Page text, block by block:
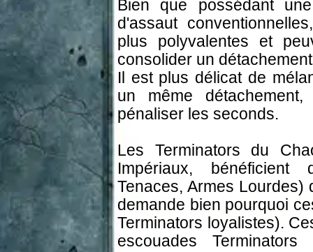
Bien que possédant
d'assaut
plus polyvalentes et
consolider un
Il est plus délicat de
un même
pénaliser les seconds.
Les Terminators du
Impériaux, bénéficient
Tenaces, Armes
demande bien pourquoi
Terminators loyalistes).
escouades